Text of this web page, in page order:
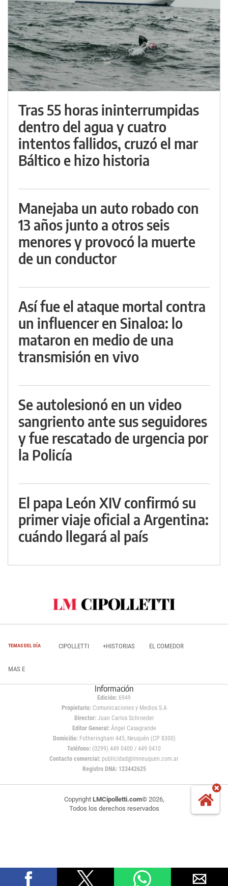
Tras 55 horas ininterrumpidas
dentro del agua y cuatro
intentos fallidos, cruzó el mar
Báltico e hizo historia
Manejaba un auto robado con
13 años junto a otros seis
menores y provocó la muerte
de un conductor
Así fue el ataque mortal contra
un influencer en Sinaloa: lo
mataron en medio de una
transmisión en vivo
Se autolesionó en un video
sangriento ante sus seguidores
y fue rescatado de urgencia por
la Policía
El papa León XIV confirmó su
primer viaje oficial a Argentina:
cuándo llegará al país
TEMAS DEL DÍA CIPOLLETTI +HISTORIAS EL COMEDOR
MAS E
Información
Edición: 6949
Propietario:Comunicaciones y Medios S.A
Director: Juan Carlos Schroeder
Editor General:Ángel Casagrande
Domicilio:Fotheringham 445, Neuquén (CP 8300)
Teléfono: (0299) 449 0400 / 449 0410
Contacto comercial: publicidad@lmneuquen.com.ar
Registro DNA: 123442625
Copyright LMCipolletti.com© 2026,
Todos los derechos reservados